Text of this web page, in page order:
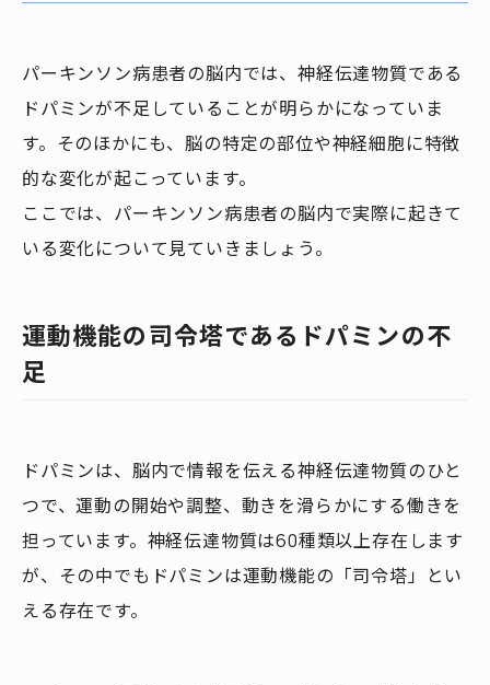
パーキンソン病患者の脳内では、神経伝達物質である
ドパミンが不足していることが明らかになっていま
す。そのほかにも、脳の特定の部位や神経細胞に特徴
的な変化が起こっています。
ここでは、パーキンソン病患者の脳内で実際に起きて
いる変化について見ていきましょう。
運動機能の司令塔であるドパミンの不
足
ドパミンは、脳内で情報を伝える神経伝達物質のひと
つで、運動の開始や調整、動きを滑らかにする働きを
担っています。神経伝達物質は60種類以上存在します
が、その中でもドパミンは運動機能の「司令塔」とい
える存在です。